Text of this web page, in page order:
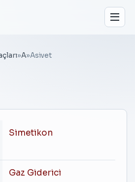
»A»Asivet
Simetikon
Gaz Giderici